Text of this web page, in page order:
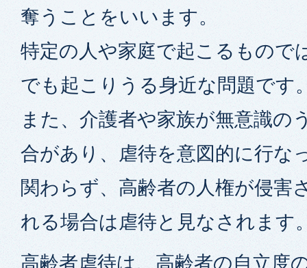
奪うことをいいます。
特定の人や家庭で起こるもので
でも起こりうる身近な問題です
また、介護者や家族が無意識の
合があり、虐待を意図的に行な
関わらず、高齢者の人権が侵害
れる場合は虐待と見なされます
高齢者虐待は、高齢者の自立度